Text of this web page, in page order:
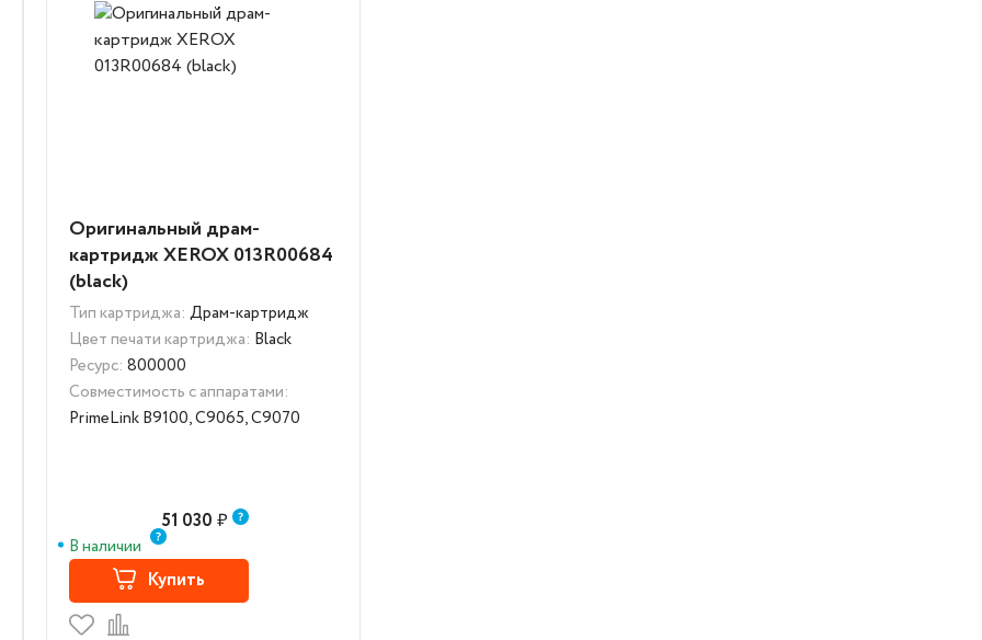
Оригинальный драм-
картридж XEROX 013R00684
(black)
Тип картриджа: Драм-картридж
Цвет печати картриджа: Black
Ресурс: 800000
Совместимость с аппаратами:
PrimeLink B9100, C9065, C9070
51 030 ₽
В наличии
Купить